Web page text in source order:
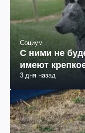
Социум
С ними не
имеют
3 дня назад